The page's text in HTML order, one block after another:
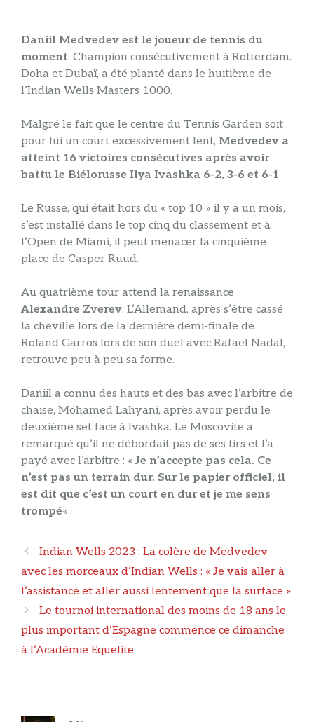
Daniil Medvedev est le joueur de tennis du
moment. Champion consécutivement à Rotterdam.
Doha et Dubaï, a été planté dans le huitième de
l’Indian Wells Masters 1000.
Malgré le fait que le centre du Tennis Garden soit
pour lui un court excessivement lent, Medvedev a
atteint 16 victoires consécutives après avoir
battu le Biélorusse Ilya Ivashka 6-2, 3-6 et 6-1.
Le Russe, qui était hors du « top 10 » il y a un mois,
s’est installé dans le top cinq du classement et à
l’Open de Miami, il peut menacer la cinquième
place de Casper Ruud.
Au quatrième tour attend la renaissance
Alexandre Zverev. L’Allemand, après s’être cassé
la cheville lors de la dernière demi-finale de
Roland Garros lors de son duel avec Rafael Nadal,
retrouve peu à peu sa forme.
Daniil a connu des hauts et des bas avec l’arbitre de
chaise, Mohamed Lahyani, après avoir perdu le
deuxième set face à Ivashka. Le Moscovite a
remarqué qu’il ne débordait pas de ses tirs et l’a
payé avec l’arbitre : «Je n’accepte pas cela. Ce
n’est pas un terrain dur. Sur le papier officiel, il
est dit que c’est un court en dur et je me sens
trompé« .
Navigation
des
articles
Indian Wells 2023 : La colère de Medvedev
avec les morceaux d’Indian Wells : « Je vais aller à
l’assistance et aller aussi lentement que la surface »
Le tournoi international des moins de 18 ans le
plus important d’Espagne commence ce dimanche
à l’Académie Equelite